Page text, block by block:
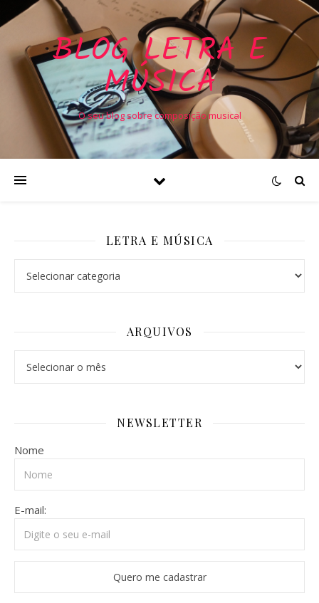
BLOG LETRA E
MÚSICA
O seu blog sobre composição musical
LETRA E MÚSICA
ARQUIVOS
NEWSLETTER
Nome
E-mail: